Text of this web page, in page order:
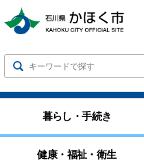
します
暮らし・手続き
健康・福祉・衛生